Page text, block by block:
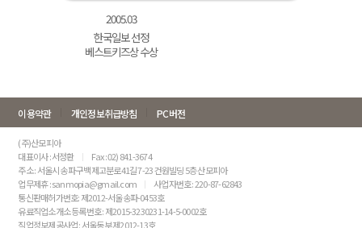
2005.03
한국일보 선정
베스트키즈상 수상
이용약관 개인정보취급방침 PC버전
(주)산모피아
대표이사 : 서정환
Fax : 02) 841-3674
주소 : 서울시 송파구 백제고분로41길 7-23 건원빌딩 5층 산모피아
업무제휴 : sanmopia@gmail.com
사업자번호 : 220-87-62843
통신판매허가번호: 제2012-서울송파-0453호
유료직업소개소 등록번호 : 제2015-3230231-14-5-0002호
직업정보제공사업 : 서울동부 제2012-13호